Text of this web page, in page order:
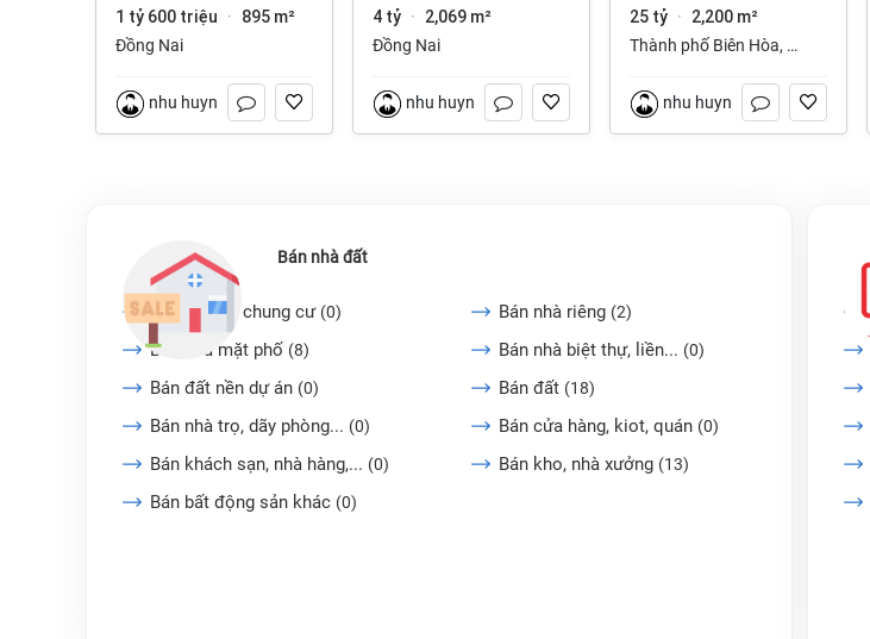
CẨM MỸ, ĐỒNG NAI.
1 tỷ 600 triệu · 895 m²
Đồng Nai
nhu huynh
ĐỊNH QUÁN – ĐỒNG NAI
dt 2.069m² 4 tỷ
4 tỷ · 2,069 m²
Đồng Nai
nhu huynh
Bình, Thành phố Biên Hòa,
Đồng Nai giá 25 tỷ
25 tỷ · 2,200 m²
Thành phố Biên Hòa,
nhu huynh
Bán nhà đất
Bán căn hộ chung cư (0) Bán nhà riêng (2)
Bán nhà mặt phố (8) Bán nhà biệt thự, liền... (0)
Bán đất nền dự án (0) Bán đất (18)
Bán nhà trọ, dãy phòng... (0) Bán cửa hàng, kiot, quán (0)
Bán khách sạn, nhà hàng,... (0) Bán kho, nhà xưởng (13)
Bán bất động sản khác (0)